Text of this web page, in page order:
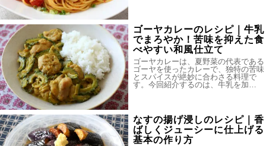
ゴーヤカレーのレシピ｜牛乳
でまろやか！苦味を抑えた食
べやすい和風仕立て
ゴーヤカレーは、夏野菜の代表である
ゴーヤを使ったカレーで、独特の苦味
とスパイスが絶妙に合わさる料理で
す。今回紹介するのは、牛乳を加…
なすの揚げ浸しのレシピ｜香
ばしくジューシーに仕上げる
基本の作り方